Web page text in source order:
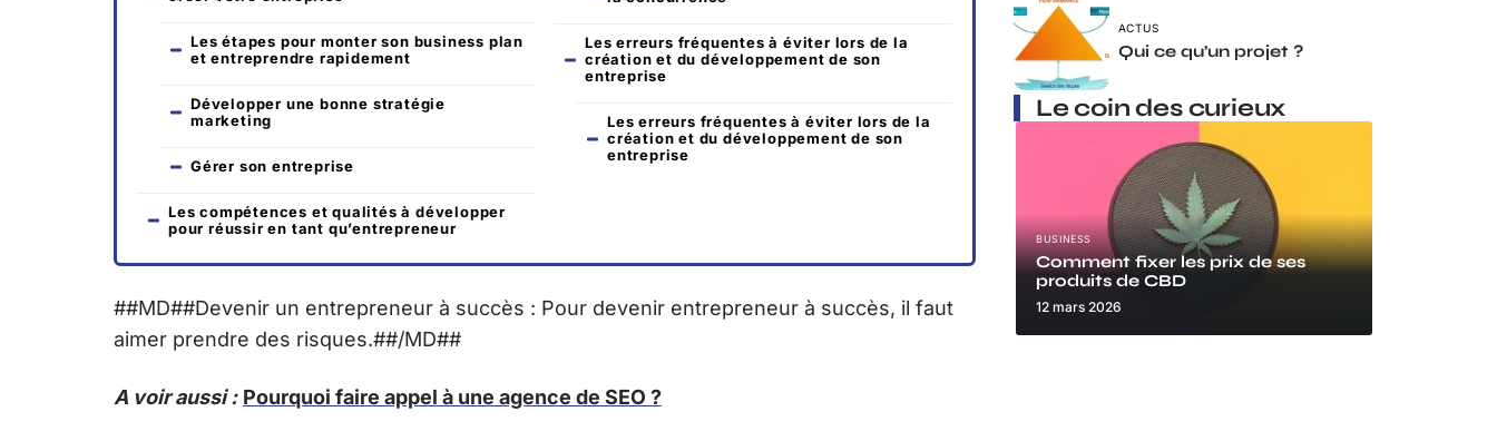
Les étapes pour monter son business plan
et entreprendre rapidement
Développer une bonne stratégie
marketing
Gérer son entreprise
Les compétences et qualités à développer
pour réussir en tant qu’entrepreneur
Les erreurs fréquentes à éviter lors de la
création et du développement de son
entreprise
Les erreurs fréquentes à éviter lors de la
création et du développement de son
entreprise
##MD##Devenir un entrepreneur à succès : Pour devenir entrepreneur à succès, il faut
aimer prendre des risques.##/MD##
A voir aussi : Pourquoi faire appel à une agence de SEO ?
ACTUS
Qui ce qu’un projet ?
Le coin des curieux
BUSINESS
Comment fixer les prix de ses
produits de CBD
12 mars 2026